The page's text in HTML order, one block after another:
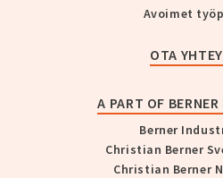
Avoimet
OTA
A PART OF
Berner
Christian Berner
Christian Berner